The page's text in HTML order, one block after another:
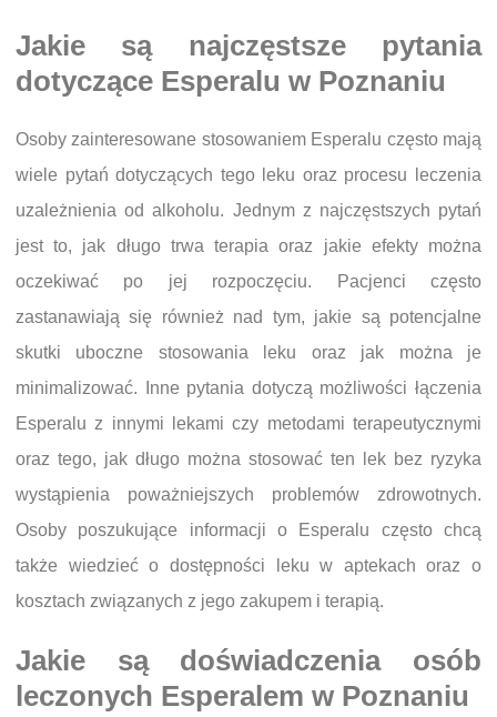
Jakie są najczęstsze pytania
dotyczące Esperalu w Poznaniu
Osoby zainteresowane stosowaniem Esperalu często mają
wiele pytań dotyczących tego leku oraz procesu leczenia
uzależnienia od alkoholu. Jednym z najczęstszych pytań
jest to, jak długo trwa terapia oraz jakie efekty można
oczekiwać po jej rozpoczęciu. Pacjenci często
zastanawiają się również nad tym, jakie są potencjalne
skutki uboczne stosowania leku oraz jak można je
minimalizować. Inne pytania dotyczą możliwości łączenia
Esperalu z innymi lekami czy metodami terapeutycznymi
oraz tego, jak długo można stosować ten lek bez ryzyka
wystąpienia poważniejszych problemów zdrowotnych.
Osoby poszukujące informacji o Esperalu często chcą
także wiedzieć o dostępności leku w aptekach oraz o
kosztach związanych z jego zakupem i terapią.
Jakie są doświadczenia osób
leczonych Esperalem w Poznaniu